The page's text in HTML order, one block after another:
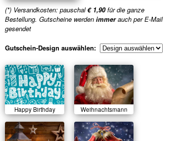
(*) Versandkosten: pauschal€ 1,90für die ganze
Bestellung. Gutscheine werden immerauch per E-Mail
gesendet
Gutschein-Design auswählen:
Happy Birthday Weihnachtsmann